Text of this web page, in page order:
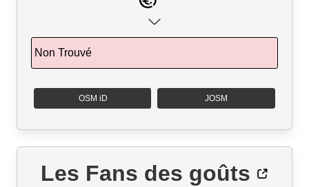
Non Trouvé
OSM iD JOSM
Les Fans des goûts